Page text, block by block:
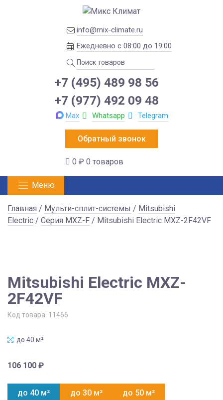
info@mix-climate.ru
Ежедневно с 08:00 до 19:00
+7 (495) 489 98 56
+7 (977) 492 09 48
Max Whatsapp Telegram
Обратный звонок
0 ₽ 0 товаров
Меню
Главная / Мульти-сплит-системы / Mitsubishi
Electric / Серия MXZ-F / Mitsubishi Electric MXZ-2F42VF
Mitsubishi Electric MXZ-
2F42VF
Код товара: 11466
до 40 м²
106 100 ₽
до 40 м² до 30 м² до 50 м²